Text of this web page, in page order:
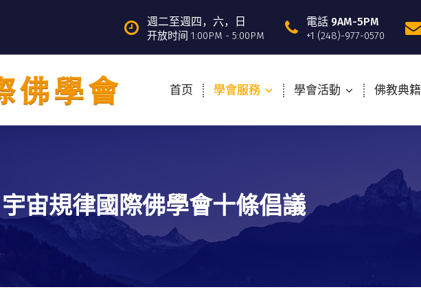
週二至週四，六，日
开放时间 1:00PM - 5:00PM
電話 9AM-5PM
+1 (248)-977-0570
首页 學會服務 學會活動 佛教典籍
宇宙規律國際佛學會十條倡議